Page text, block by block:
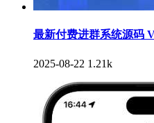
最新付费进群系统源码
2025-08-22 1.21k